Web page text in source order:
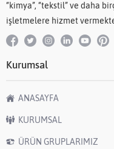
“kimya”, “tekstil” ve daha
işletmelere hizmet
Kurumsal
ANASAYFA
KURUMSAL
ÜRÜN GRUPLARIMIZ